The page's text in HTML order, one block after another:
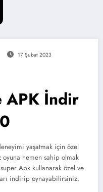
17 Şubat 2023
APK İndir
yaşatmak için özel
oyuna hemen sahip olmak
Apk kullanarak özel ve
indirip oynayabilirsiniz.